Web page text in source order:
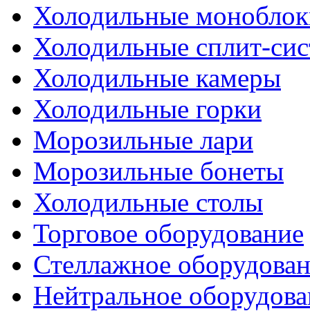
Холодильные
Холодильные сплит-
Холодильные камеры
Холодильные горки
Морозильные лари
Морозильные бонеты
Холодильные столы
Торговое оборудование
Стеллажное
Нейтральное